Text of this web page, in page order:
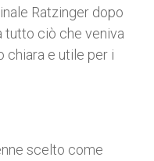
Ratzinger dopo
tutto ciò che veniva
chiara e utile per i
scelto come